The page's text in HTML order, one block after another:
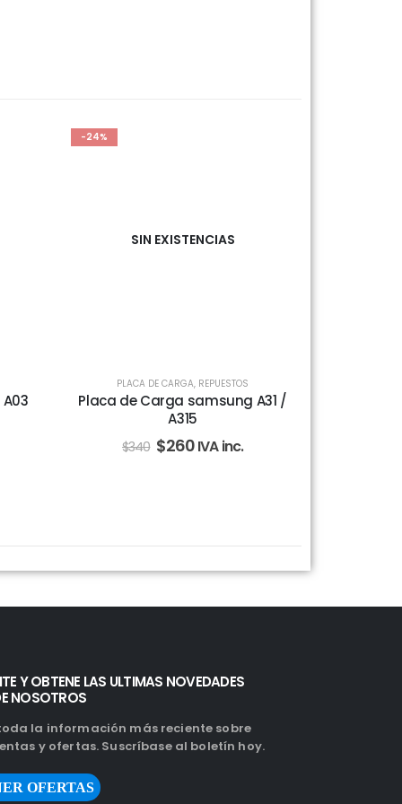
-24%
SIN EXISTENCIAS
PLACA DE CARGA, REPUESTOS
Placa de Carga samsung A31 /
A315
$340 $260IVA inc.
Y OBTENE LAS ULTIMAS NOVEDADES
NOSOTROS
la información más reciente sobre
y ofertas. Suscríbase al boletín hoy.
OFERTAS